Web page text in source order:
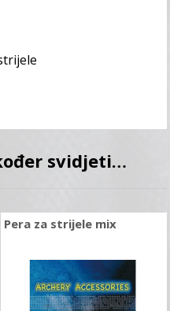
svidjeti…
Pera za strijele mix